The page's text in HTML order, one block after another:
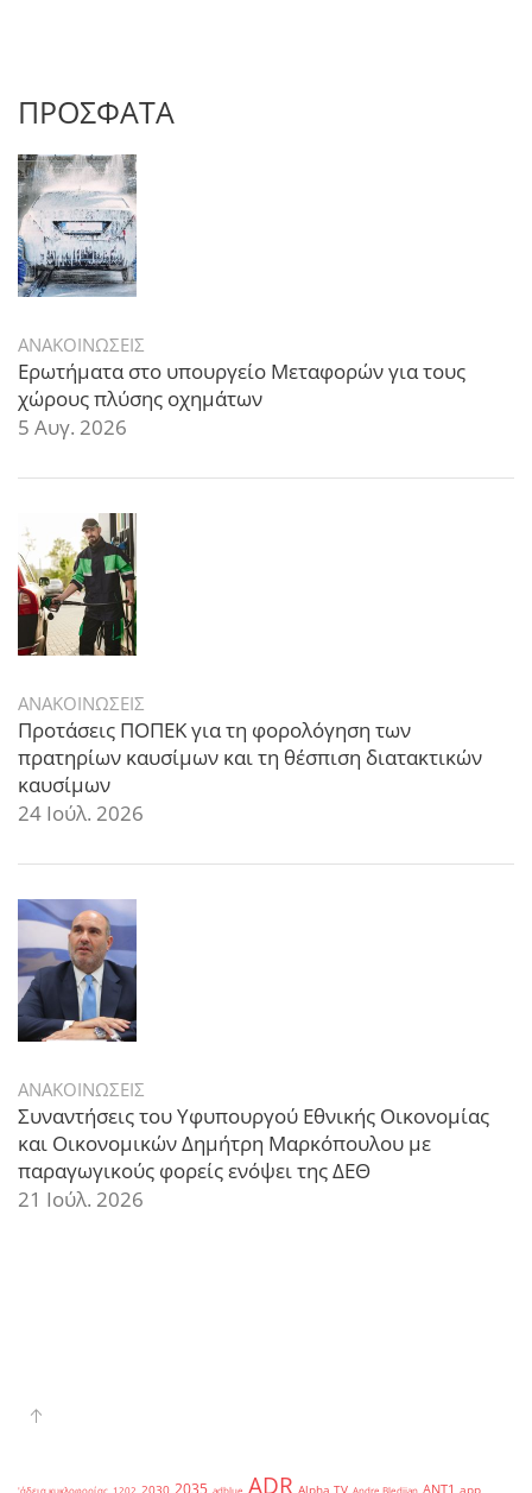
ΠΡΟΣΦΑΤΑ
ΑΝΑΚΟΙΝΩΣΕΙΣ
Ερωτήματα στο υπουργείο Μεταφορών για τους
χώρους πλύσης οχημάτων
5 Αυγ. 2026
ΑΝΑΚΟΙΝΩΣΕΙΣ
Προτάσεις ΠΟΠΕΚ για τη φορολόγηση των
πρατηρίων καυσίμων και τη θέσπιση διατακτικών
καυσίμων
24 Ιούλ. 2026
ΑΝΑΚΟΙΝΩΣΕΙΣ
Συναντήσεις του Υφυπουργού Εθνικής Οικονομίας
και Οικονομικών Δημήτρη Μαρκόπουλου με
παραγωγικούς φορείς ενόψει της ΔΕΘ
21 Ιούλ. 2026
'άδεια κυκλοφορίας 1202 2035 adblue ADR Andre Bledjian ANT1